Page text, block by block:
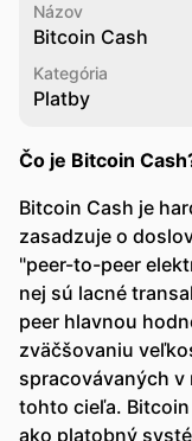
Názov
Bitcoin Cash
Kategória
Platby
Čo je Bitcoin
Bitcoin Cash je
zasadzuje o
"peer-to-peer
nej sú lacné
peer hlavnou
zväčšovaniu
spracovávaných
tohto cieľa.
ako platobný